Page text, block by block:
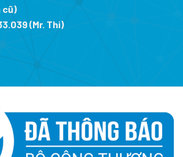
cũ)
(Mr. Thi)